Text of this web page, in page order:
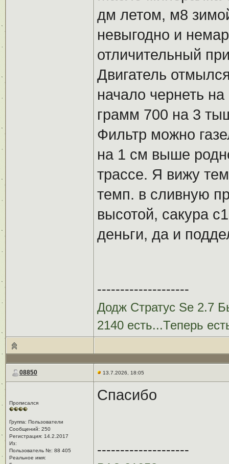
дм летом, м8
невыгодно и
отличительный
Двигатель
начало чернеть
грамм 700 на 3
Фильтр можно
на 1 см выше
трассе. Я вижу
темп. в сливную
высотой, сакура
деньги, да и
--------------------
Додж Стратус Se 2.7
2140 есть...Теперь
08850 13.7.2026, 18:05
Прописался
Группа: Пользователи
Сообщений: 250
Регистрация: 14.2.2017
Из: ㅤ
Пользователь №: 88 405
Реальное имя:ㅤ
Спасибо
--------------------